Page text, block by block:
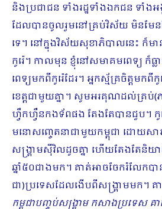
និងប្រជាជន ទាំងរដ្ឋទាំងឯកជន ទាំងអ
ដែលបានចូលរួមនៅគ្រប់វិស័យ​ មិនមែ
ទេ។ នៅក្នុងវិស័យសុខាភិបាលនេះ ក៏មា
កូរ៉េ។ កាលមុន ខ្ញុំនៅសមាគមពេទ្យ ក៏ធ្
ពេទ្យមកពីកូរ៉េដែរ។ អ្នកស្ម័គ្រចិត្តមកពី
ខេត្តជាមួយគ្នា។ សូមអរគុណដល់គ្រប់(ភ
ហ្វឹក​ហ្វឺនកងទ័ពផង តែងតែបានជួប។ កូ
មនោសញ្ចេតនាជាមួយកម្ពុជា ដោយសារកូ
សង្រ្គាមស៊ីវិលដូចគ្នា ហើយតែងតែ
ឆ្នាំ៥០ជាងមក។ គាត់អាចចែករំលែក
ជា)ប្រទេសដែលងើបពីសង្រ្គាមមក។
កម្ពុជាបញ្ចប់សង្រ្គាម កសាងប្រ​ទេស